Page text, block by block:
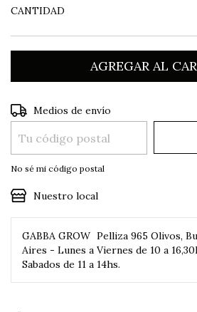
CANTIDAD
Entregas para el CP:
Medios de envío
No sé mi código postal
Nuestro local
GABBA GROW Pelliza 965 Olivos,
Aires - Lunes a Viernes de 10 a
Sabados de 11 a 14hs.